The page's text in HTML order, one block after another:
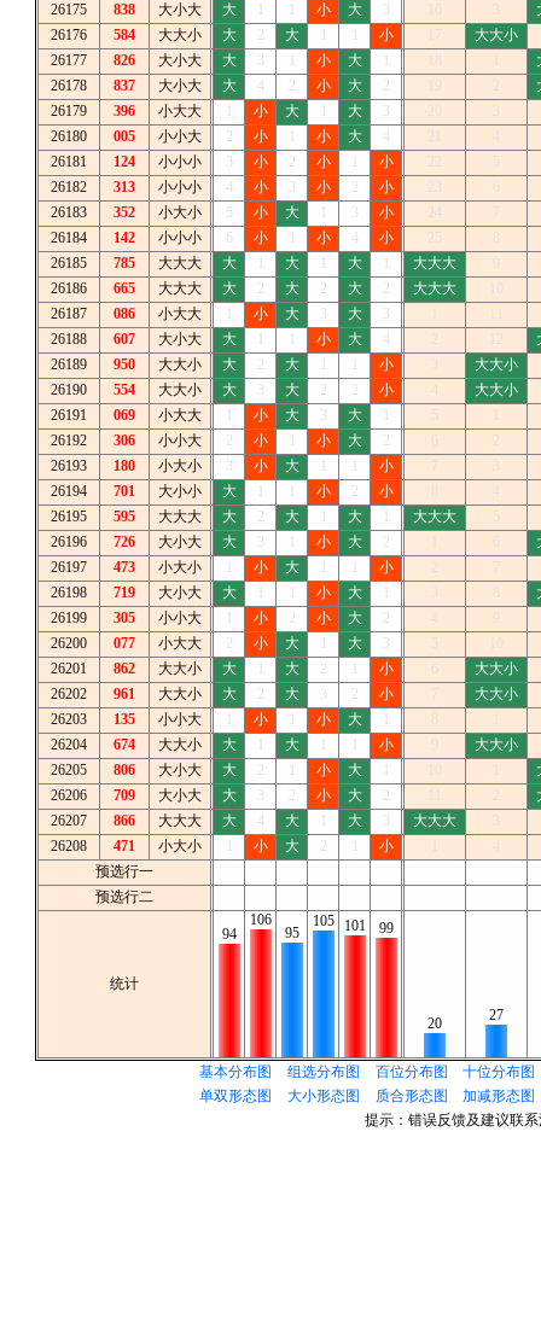
26175
838 大小大 大 小 大
26176
584 大大小 大 2 大 小 17
大大小
26177
826 大小大 大 小 大
26178
837 大小大 大 4 2 小 大 2 2
26179
396 小大大 小 大 大 20
26180
005 小小大 2 小 小 大 4 21
4
26181
124 小小小 小 2 小 小 22
5
26182
313 小小小 4 小 小 2 小 23
26183
352 小大小 5 小 大 小 24
7
26184
142 小小小 小 小 4 小 25
26185
785 大大大 大 大 大 大大大
26186
665 大大大 大 2 大 2 大 2 大大大
26187
086 小大大 小 大 大
26188
607 大小大 大 小 大 4 2 12
26189
950 大大小 大 2 大 小
大大小
26190
554 大大小 大 大 2 2 小 4
大大小
26191
069 小大大 小 大 大 5
26192
306 小小大 2 小 小 大 2
2
26193
180 小大小 小 大 小 7
26194
701 大小小 大 小 2 小
4
26195
595 大大大 大 2 大 大 大大大
5
26196
726 大小大 大 小 大 2
26197
473 小大小 小 大 小 2
7
26198
719 大小大 大 小 大
26199
305 小小大 小 2 小 大 2 4
26200
077 小大大 2 小 大 大 5
26201
862 大大小 大 大 2 小
大大小
26202
961 大大小 大 2 大 2 小 7
大大小
26203
135 小小大 小 小 大
26204
674 大大小 大 大 小
大大小
26205
806 大小大 大 2 小 大
26206
709 大小大 大 2 小 大 2 2
26207
866 大大大 大 4 大 大 大大大
26208
471 小大小 小 大 2 小
4
预选行一
预选行二
统计
94
106
95
105 101 99
20 27
基本分布图 组选分布图 百位分布图
十位分布图
单双形态图
大小形态图 质合形态图
加减形态图
提示：错误反馈及建议联系